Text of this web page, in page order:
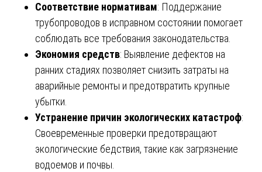
Соответствие нормативам: Поддержание
трубопроводов в исправном состоянии помогает
соблюдать все требования законодательства.
Экономия средств: Выявление дефектов на
ранних стадиях позволяет снизить затраты на
аварийные ремонты и предотвратить крупные
убытки.
Устранение причин экологических катастроф:
Своевременные проверки предотвращают
экологические бедствия, такие как загрязнение
водоемов и почвы.